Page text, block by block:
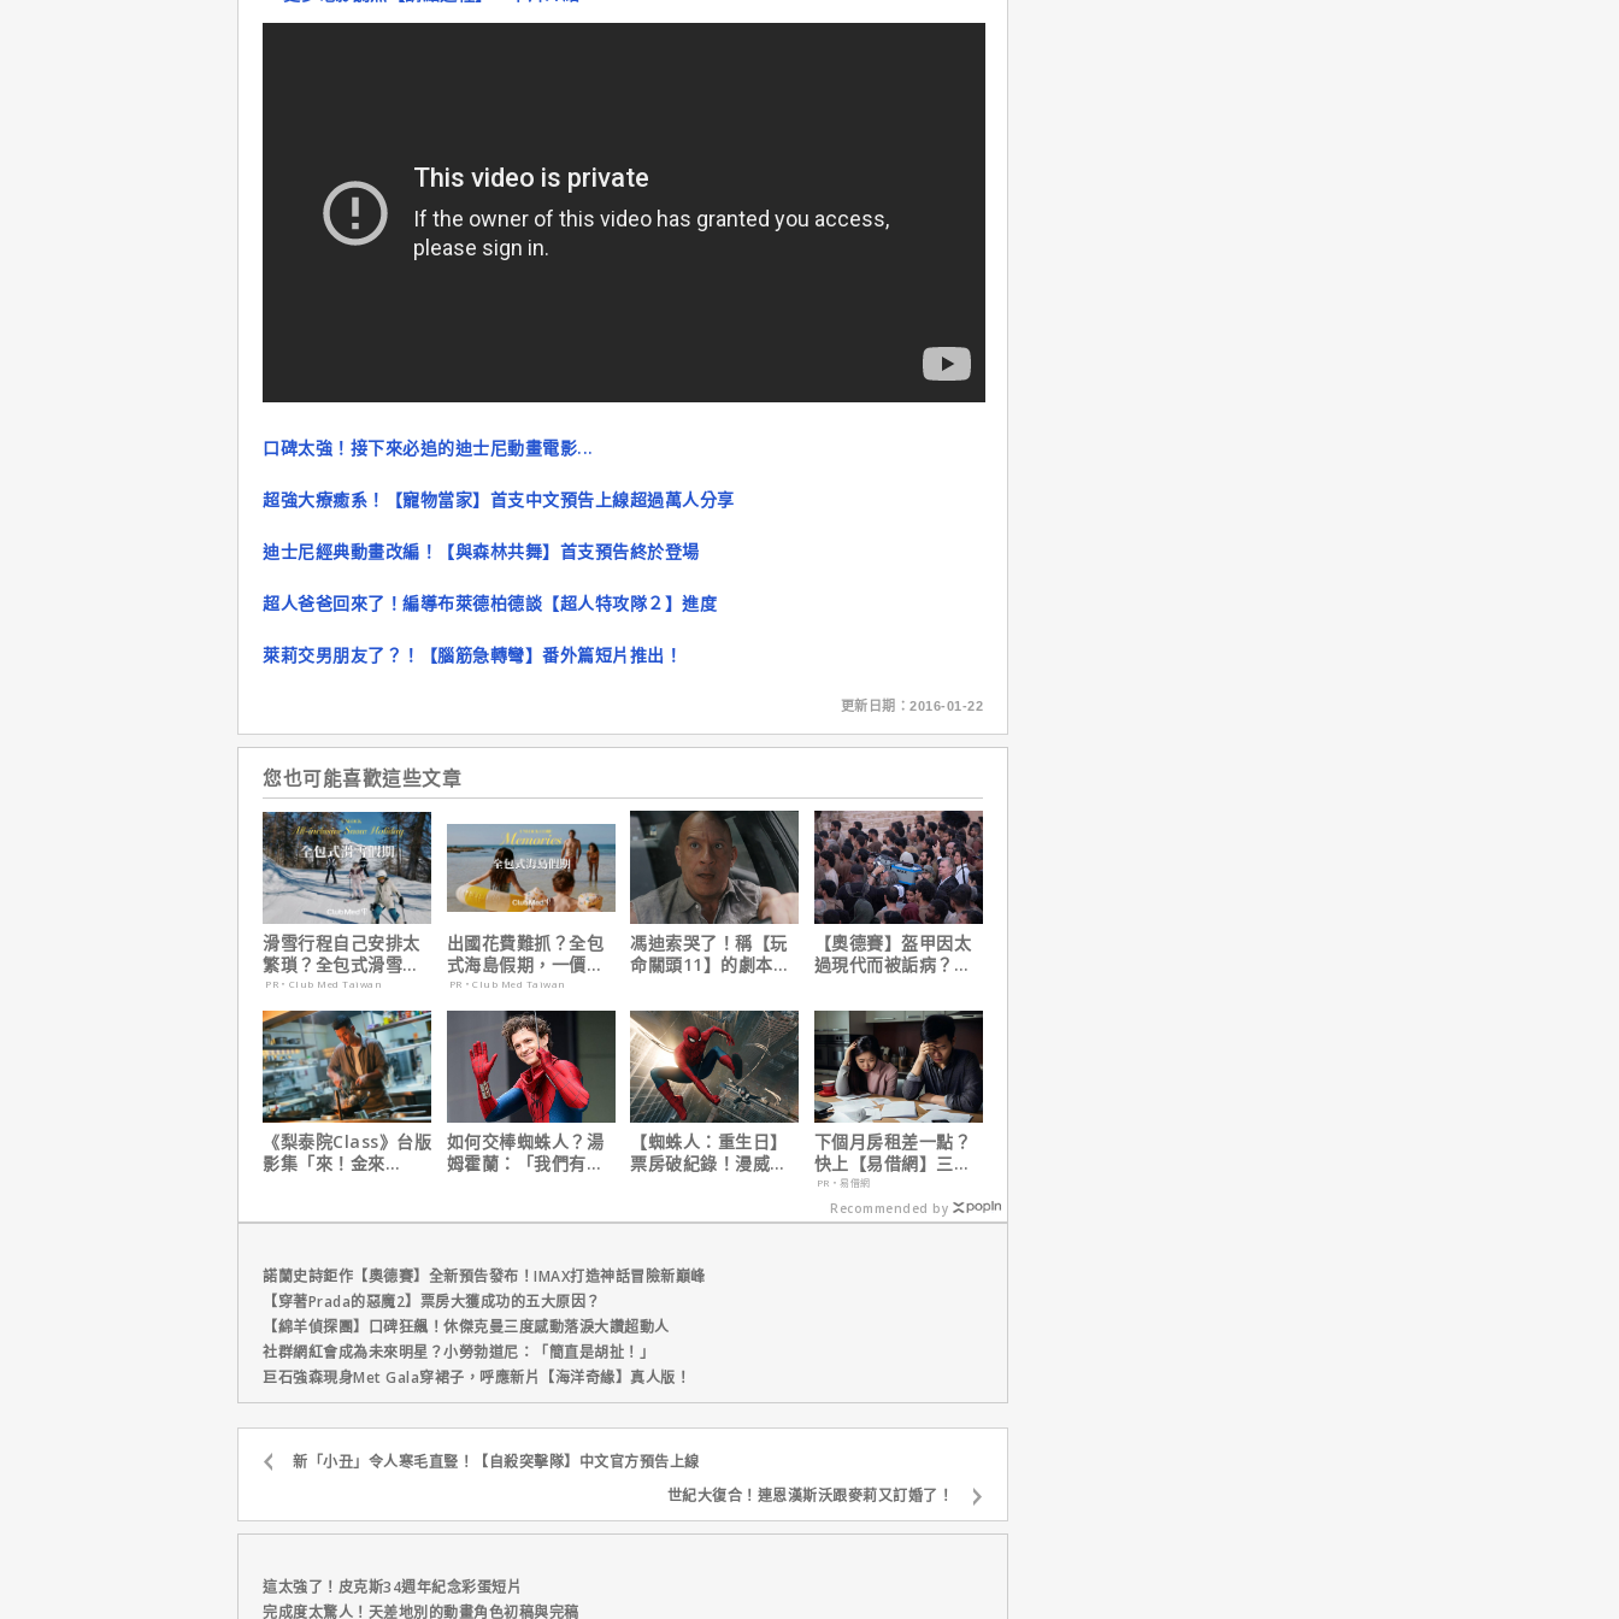
口碑太強！接下來必追的迪士尼動畫電影...
超強大療癒系！【寵物當家】首支中文預告上線超過萬人分享
迪士尼經典動畫改編！【與森林共舞】首支預告終於登場
超人爸爸回來了！編導布萊德柏德談【超人特攻隊２】進度
萊莉交男朋友了？！【腦筋急轉彎】番外篇短片推出！
更新日期：2016-01-22
您也可能喜歡這些文章
滑雪行程自己安排太
繁瑣？全包式滑雪假
期：出門即雪場，一
價全包不怕預算爆
表！
PR・Club Med Taiwan
出國花費難抓？全包
式海島假期，一價搞
定食宿玩樂，省錢更
省心！
PR・Club Med Taiwan
馮迪索哭了！稱【玩
命關頭11】的劇本是
【奧德賽】盔甲因太
過現代而被詬病？導
自解釋！
《梨泰院Class》台版
影集「來！金來
如何交棒蜘蛛人？湯
姆霍蘭：「我們有一
【蜘蛛人：重生日】
票房破紀錄！漫威總
下個月房租差一點？
快上【易借網】三分
鐘解決燃眉之急
PR・易借網
Recommended by
諾蘭史詩鉅作【奧德賽】全新預告發布！IMAX打造神話冒險新巔峰
【穿著Prada的惡魔2】票房大獲成功的五大原因？
【綿羊偵探團】口碑狂飆！休傑克曼三度感動落淚大讚超動人
社群網紅會成為未來明星？小勞勃道尼：「簡直是胡扯！」
巨石強森現身Met Gala穿裙子，呼應新片【海洋奇緣】真人版！
新「小丑」令人寒毛直豎！【自殺突擊隊】中文官方預告上線
世紀大復合！連恩漢斯沃跟麥莉又訂婚了！
這太強了！皮克斯34週年紀念彩蛋短片
完成度太驚人！天差地別的動畫角色初稿與完稿